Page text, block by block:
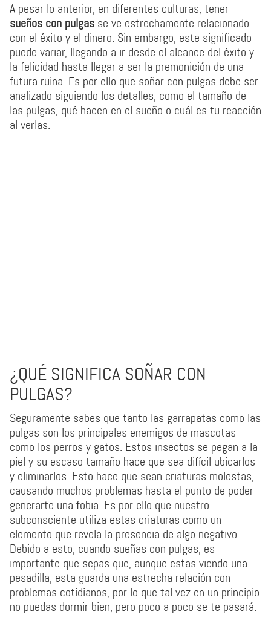
A pesar lo anterior, en diferentes culturas, tener
sueños con pulgas se ve estrechamente relacionado
con el éxito y el dinero. Sin embargo, este significado
puede variar, llegando a ir desde el alcance del éxito y
la felicidad hasta llegar a ser la premonición de una
futura ruina. Es por ello que soñar con pulgas debe ser
analizado siguiendo los detalles, como el tamaño de
las pulgas, qué hacen en el sueño o cuál es tu reacción
al verlas.
¿QUÉ SIGNIFICA SOÑAR CON
PULGAS?
Seguramente sabes que tanto las garrapatas como las
pulgas son los principales enemigos de mascotas
como los perros y gatos. Estos insectos se pegan a la
piel y su escaso tamaño hace que sea difícil ubicarlos
y eliminarlos. Esto hace que sean criaturas molestas,
causando muchos problemas hasta el punto de poder
generarte una fobia. Es por ello que nuestro
subconsciente utiliza estas criaturas como un
elemento que revela la presencia de algo negativo.
Debido a esto, cuando sueñas con pulgas, es
importante que sepas que, aunque estas viendo una
pesadilla, esta guarda una estrecha relación con
problemas cotidianos, por lo que tal vez en un principio
no puedas dormir bien, pero poco a poco se te pasará.